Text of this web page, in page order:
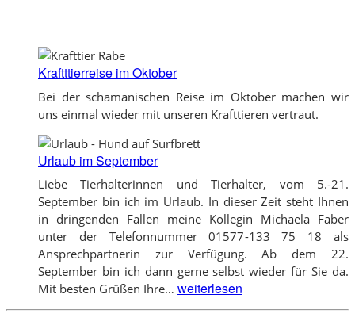
Kraftttierreise im Oktober
Bei der schamanischen Reise im Oktober machen wir
uns einmal wieder mit unseren Krafttieren vertraut.
Urlaub im September
Liebe Tierhalterinnen und Tierhalter, vom 5.-21.
September bin ich im Urlaub. In dieser Zeit steht Ihnen
in dringenden Fällen meine Kollegin Michaela Faber
unter der Telefonnummer 01577-133 75 18 als
Ansprechpartnerin zur Verfügung. Ab dem 22.
September bin ich dann gerne selbst wieder für Sie da.
Mit besten Grüßen Ihre… Urlaub
im
September
weiterlesen